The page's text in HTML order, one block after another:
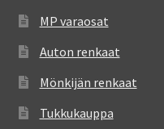
MP varaosat
Auton renkaat
Mönkijän renkaat
Tukkukauppa